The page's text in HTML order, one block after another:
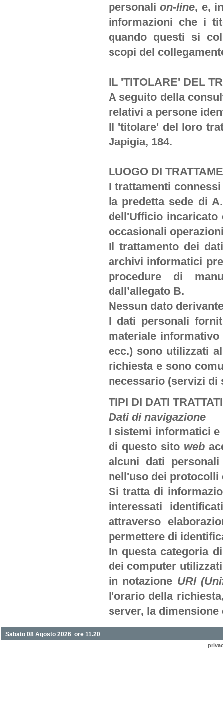
personali on-line, e,
informazioni che i
quando questi si
scopi del
IL 'TITOLARE' DEL
A seguito della
relativi a persone
Il 'titolare' del loro
Japigia, 184.
LUOGO DI
I trattamenti
la predetta sede di
dell'Ufficio incaricato
occasionali
Il trattamento dei
archivi informatici
procedure di
dall’allegato B.
Nessun dato
I dati personali
materiale informativo
ecc.) sono utilizzati
richiesta e sono
necessario (servizi di
TIPI DI DATI TRATTATI
Dati di navigazione
I sistemi informatici
di questo sito web
alcuni dati
nell'uso dei protocolli
Si tratta di
interessati
attraverso
permettere di
In questa categoria
dei computer
in notazione URI
l'orario della
server, la dimensione
Sabato 08 Agosto 2026 ore 11.20